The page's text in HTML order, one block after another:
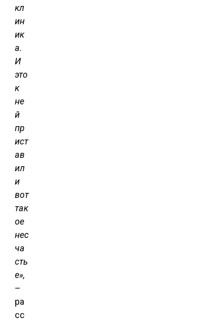
кл
ин
ик
а.
И
это
к
не
й
пр
ист
ав
ил
и
вот
так
ое
нес
ча
сть
е»,
–
ра
сс